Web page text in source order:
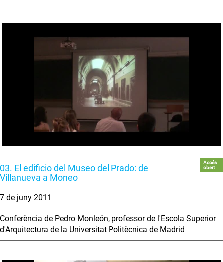
03. El edificio del Museo del Prado: de
Villanueva a Moneo
Accés
obert
7 de juny 2011
Conferència de Pedro Monleón, professor de l'Escola Superior
d'Arquitectura de la Universitat Politècnica de Madrid